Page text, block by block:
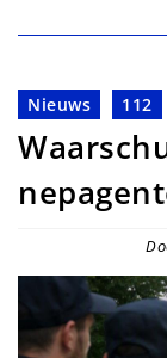
Nieuws 112